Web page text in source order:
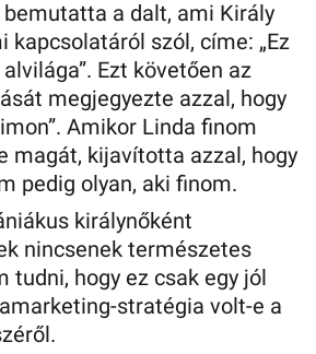
a dalt, ami Király
kapcsolatáról szól, címe: „Ez
Ezt követően az
megjegyezte azzal, hogy
Amikor Linda finom
magát, kijavította azzal, hogy
pedig olyan, aki finom.
királynőként
nincsenek természetes
tudni, hogy ez csak egy jól
stratégia volt-e a